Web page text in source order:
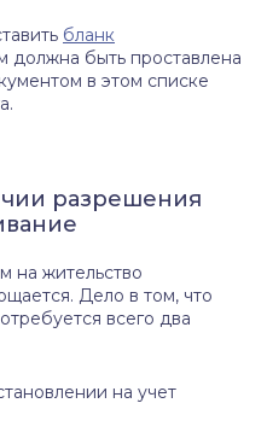
бланк
должна быть проставлена
в этом списке
разрешения
на жительство
Дело в том, что
всего два
на учет